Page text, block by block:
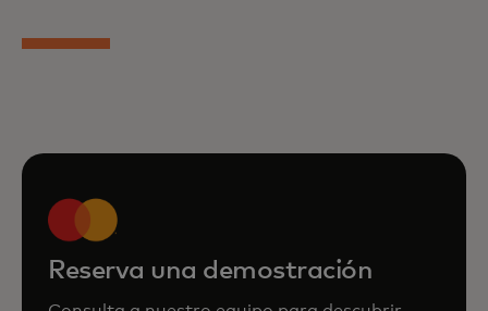
Reserva una demostración